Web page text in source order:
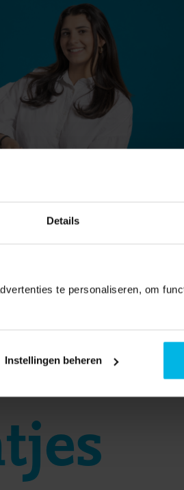
Details
te personaliseren, om
Instellingen beheren